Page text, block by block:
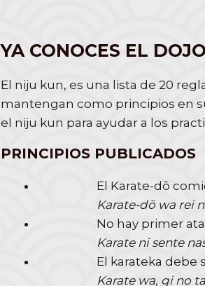
YA CONOCES EL
El niju kun, es una lista de 20
mantengan como principios en
el niju kun para ayudar a los
PRINCIPIOS PUBLICADOS
El Karate-dō
Karate-dō wa rei
No hay primer
Karate ni sente
El karateka debe
Karate wa, gi no